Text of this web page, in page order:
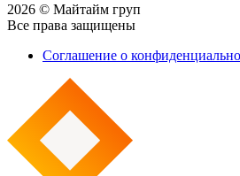
2026 © Майтайм груп
Все права защищены
Соглашение о